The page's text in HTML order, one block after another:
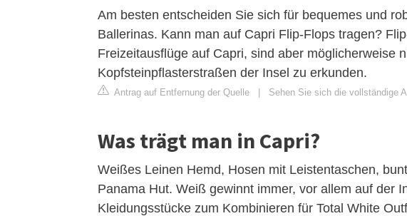
Am besten entscheiden Sie sich für bequemes und
Ballerinas. Kann man auf Capri Flip-Flops tragen?
Freizeitausflüge auf Capri, sind aber möglicherweise
Kopfsteinpflasterstraßen der Insel zu erkunden.
Antrag auf Entfernung der Quelle | Sehen Sie sich die vollständige
Was trägt man in Capri?
Weißes Leinen Hemd, Hosen mit Leistentaschen,
Panama Hut. Weiß gewinnt immer, vor allem auf der
Kleidungsstücke zum Kombinieren für Total White